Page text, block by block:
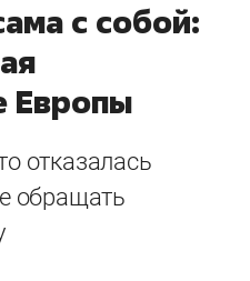
с собой:
Европы
отказалась
обращать